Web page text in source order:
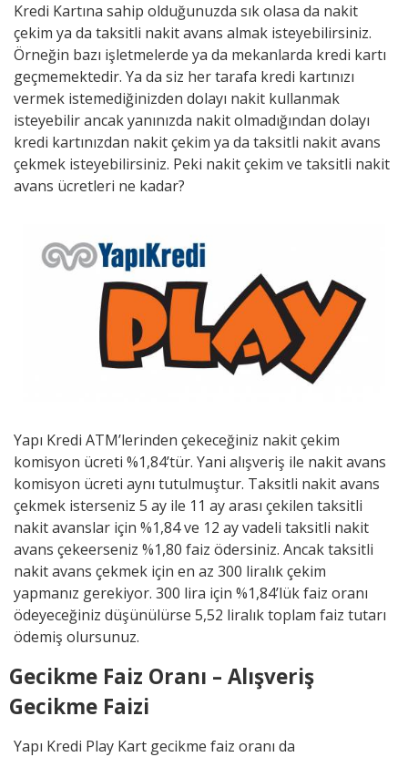
Kredi Kartına sahip olduğunuzda sık olasa da nakit
çekim ya da taksitli nakit avans almak isteyebilirsiniz.
Örneğin bazı işletmelerde ya da mekanlarda kredi kartı
geçmemektedir. Ya da siz her tarafa kredi kartınızı
vermek istemediğinizden dolayı nakit kullanmak
isteyebilir ancak yanınızda nakit olmadığından dolayı
kredi kartınızdan nakit çekim ya da taksitli nakit avans
çekmek isteyebilirsiniz. Peki nakit çekim ve taksitli nakit
avans ücretleri ne kadar?
Yapı Kredi ATM’lerinden çekeceğiniz nakit çekim
komisyon ücreti %1,84’tür. Yani alışveriş ile nakit avans
komisyon ücreti aynı tutulmuştur. Taksitli nakit avans
çekmek isterseniz 5 ay ile 11 ay arası çekilen taksitli
nakit avanslar için %1,84 ve 12 ay vadeli taksitli nakit
avans çekeerseniz %1,80 faiz ödersiniz. Ancak taksitli
nakit avans çekmek için en az 300 liralık çekim
yapmanız gerekiyor. 300 lira için %1,84’lük faiz oranı
ödeyeceğiniz düşünülürse 5,52 liralık toplam faiz tutarı
ödemiş olursunuz.
Gecikme Faiz Oranı – Alışveriş
Gecikme Faizi
Yapı Kredi Play Kart gecikme faiz oranı da